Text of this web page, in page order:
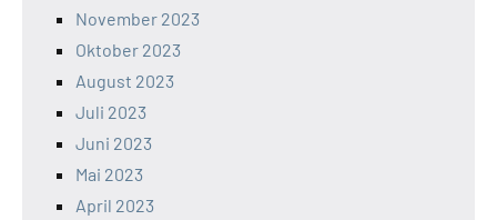
November 2023
Oktober 2023
August 2023
Juli 2023
Juni 2023
Mai 2023
April 2023